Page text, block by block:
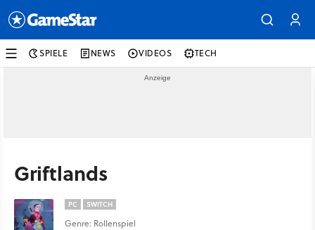
SPIELE NEWS VIDEOS TECH
Griftlands
PC SWITCH
Genre: Rollenspiel